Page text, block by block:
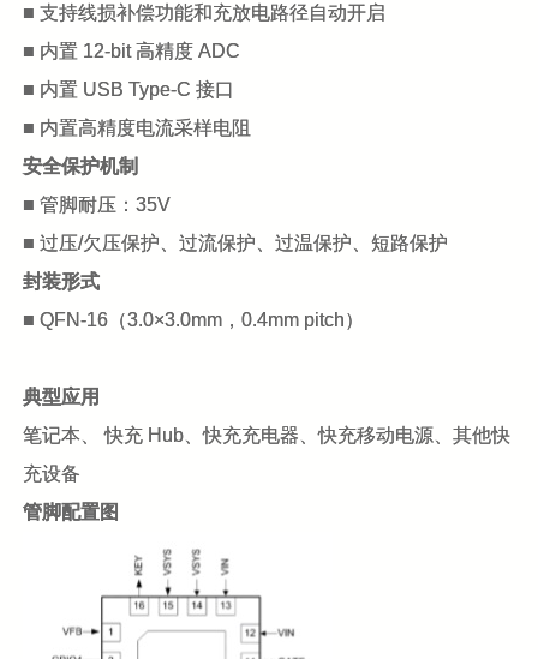
■ 支持线损补偿功能和充放电路径自动开启
■ 内置 12-bit 高精度 ADC
■ 内置 USB Type-C 接口
■ 内置高精度电流采样电阻
安全保护机制
■ 管脚耐压：35V
■ 过压/欠压保护、过流保护、过温保护、短路保护
封装形式
■ QFN-16（3.0×3.0mm，0.4mm pitch）
典型应用
笔记本、 快充 Hub、快充充电器、快充移动电源、其他快
充设备
管脚配置图